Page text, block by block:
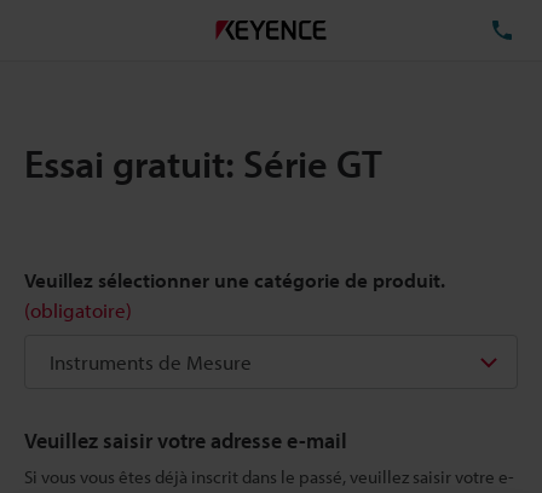
Essai gratuit: Série GT
Veuillez sélectionner une catégorie de produit.
(obligatoire)
Veuillez saisir votre adresse e-mail
Si vous vous êtes déjà inscrit dans le passé, veuillez saisir votre e-